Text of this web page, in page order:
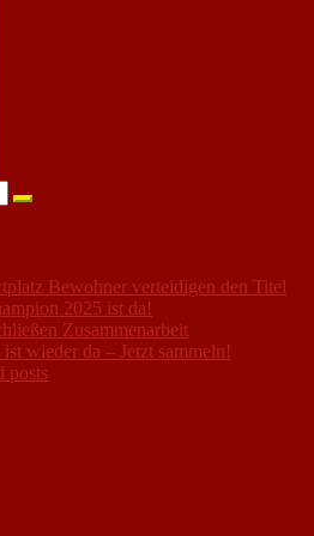
Bewohner verteidigen den Titel
2025 ist da!
Zusammenarbeit
wieder da – Jetzt sammeln!
posts